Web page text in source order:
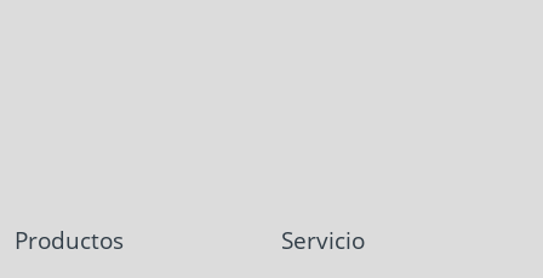
Productos Servicio